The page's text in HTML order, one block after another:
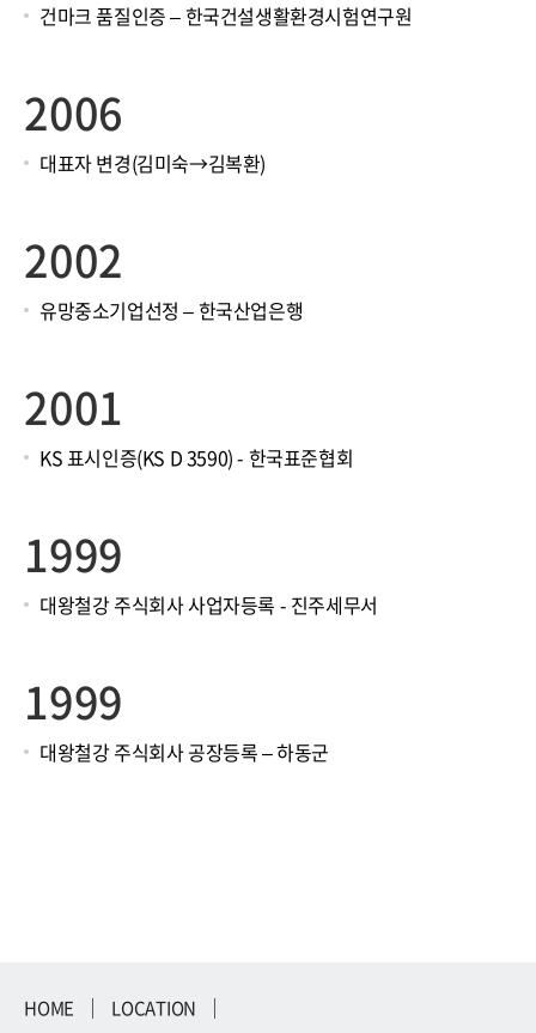
건마크 품질인증 – 한국건설생활환경시험연구원
2006
대표자 변경(김미숙→김복환)
2002
유망중소기업선정 – 한국산업은행
2001
KS 표시인증(KS D 3590) - 한국표준협회
1999
대왕철강 주식회사 사업자등록 - 진주세무서
1999
대왕철강 주식회사 공장등록 – 하동군
HOME
LOCATION